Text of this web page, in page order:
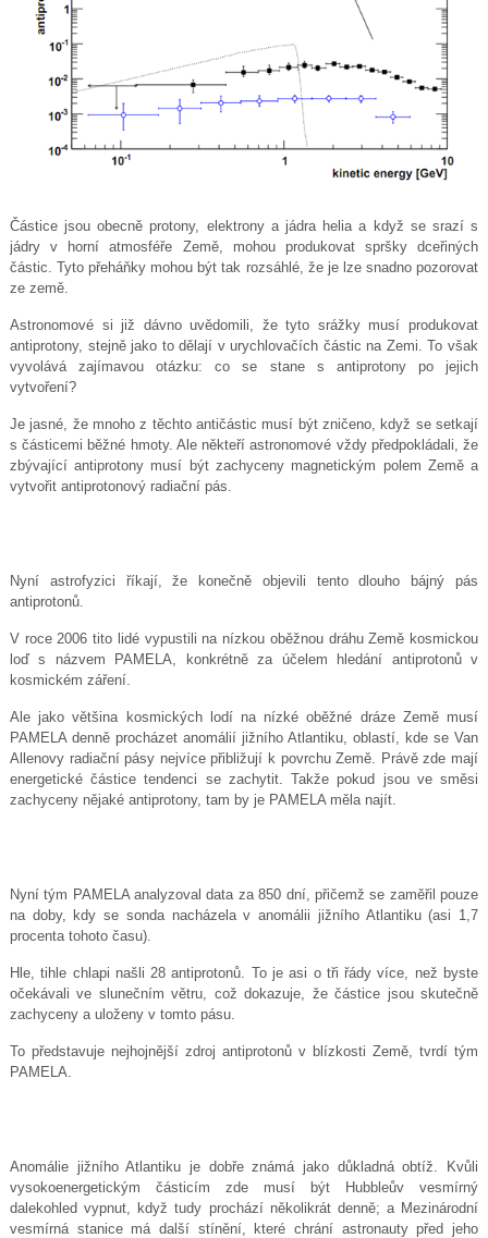
Částice jsou obecně protony, elektrony a jádra helia a když se srazí s
jádry v horní atmosféře Země, mohou produkovat spršky dceřiných
částic. Tyto přeháňky mohou být tak rozsáhlé, že je lze snadno pozorovat
ze země.
Astronomové si již dávno uvědomili, že tyto srážky musí produkovat
antiprotony, stejně jako to dělají v urychlovačích částic na Zemi. To však
vyvolává zajímavou otázku: co se stane s antiprotony po jejich
vytvoření?
Je jasné, že mnoho z těchto antičástic musí být zničeno, když se setkají
s částicemi běžné hmoty. Ale někteří astronomové vždy předpokládali, že
zbývající antiprotony musí být zachyceny magnetickým polem Země a
vytvořit antiprotonový radiační pás.
Nyní astrofyzici říkají, že konečně objevili tento dlouho bájný pás
antiprotonů.
V roce 2006 tito lidé vypustili na nízkou oběžnou dráhu Země kosmickou
loď s názvem PAMELA, konkrétně za účelem hledání antiprotonů v
kosmickém záření.
Ale jako většina kosmických lodí na nízké oběžné dráze Země musí
PAMELA denně procházet anomálií jižního Atlantiku, oblastí, kde se Van
Allenovy radiační pásy nejvíce přibližují k povrchu Země. Právě zde mají
energetické částice tendenci se zachytit. Takže pokud jsou ve směsi
zachyceny nějaké antiprotony, tam by je PAMELA měla najít.
Nyní tým PAMELA analyzoval data za 850 dní, přičemž se zaměřil pouze
na doby, kdy se sonda nacházela v anomálii jižního Atlantiku (asi 1,7
procenta tohoto času).
Hle, tihle chlapi našli 28 antiprotonů. To je asi o tři řády více, než byste
očekávali ve slunečním větru, což dokazuje, že částice jsou skutečně
zachyceny a uloženy v tomto pásu.
To představuje nejhojnější zdroj antiprotonů v blízkosti Země, tvrdí tým
PAMELA.
Anomálie jižního Atlantiku je dobře známá jako důkladná obtíž. Kvůli
vysokoenergetickým částicím zde musí být Hubbleův vesmírný
dalekohled vypnut, když tudy prochází několikrát denně; a Mezinárodní
vesmírná stanice má další stínění, které chrání astronauty před jeho